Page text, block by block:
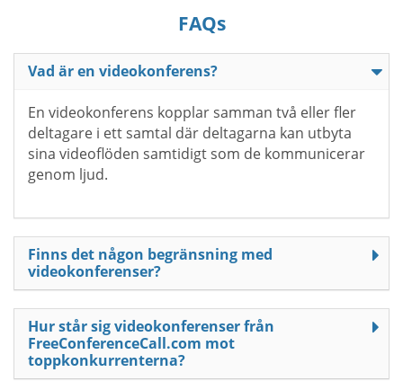
FAQs
Vad är en videokonferens?
En videokonferens kopplar samman två eller fler
deltagare i ett samtal där deltagarna kan utbyta
sina videoflöden samtidigt som de kommunicerar
genom ljud.
Finns det någon begränsning med
videokonferenser?
Hur står sig videokonferenser från
FreeConferenceCall.com mot
toppkonkurrenterna?